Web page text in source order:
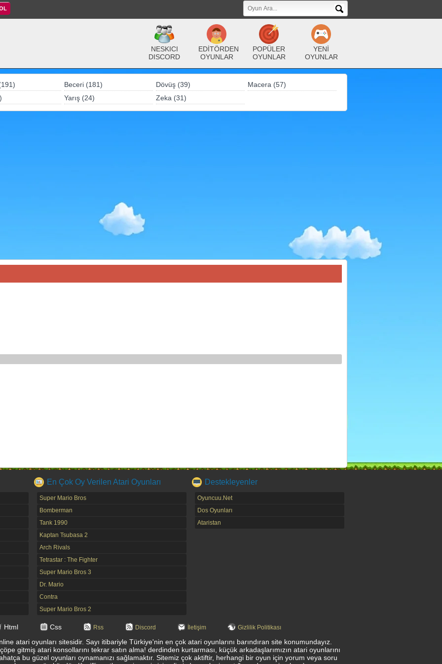
YENİ
OYUNLAR
POPÜLER
OYUNLAR
EDİTÖRDEN
OYUNLAR
NESKICI
DISCORD
Beceri (181) Dövüş (39)
Macera (57)
Yarış (24) Zeka (31)
En Çok Oy Verilen Atari Oyunları
Super Mario Bros
Bomberman
Tank 1990
Kaptan Tsubasa 2
Arch Rivals
Tetrastar : The Fighter
Super Mario Bros 3
Dr. Mario
Contra
Super Mario Bros 2
Destekleyenler
Oyuncuu.Net
Dos Oyunları
Ataristan
Html Css Rss Discord İletişim Gizlilik Politikası
atari oyunları sitesidir. Sayı itibariyle Türkiye'nin en çok atari oyunlarını barındıran site konumundayız.
gitmiş atari konsollarını tekrar satın alma! derdinden kurtarması, küçük arkadaşlarımızın atari oyunlarını
bu güzel oyunları oynamanızı sağlamaktır. Sitemiz çok aktiftir, herhangi bir oyun için yorum veya soru